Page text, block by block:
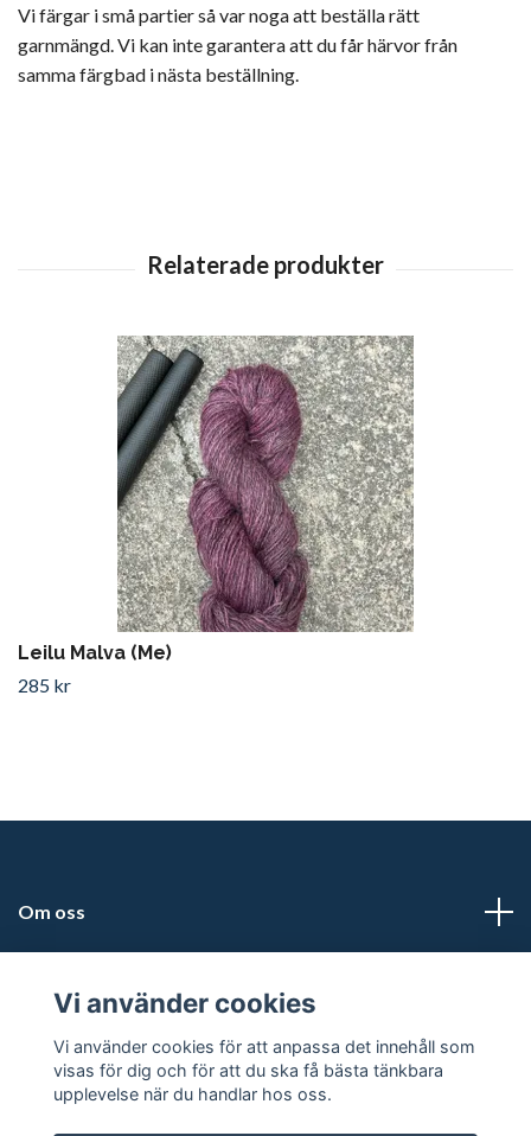
Vi färgar i små partier så var noga att beställa rätt
garnmängd. Vi kan inte garantera att du får härvor från
samma färgbad i nästa beställning.
Leilu Malva (Me)
285 kr
Om oss
Sociala medier
Vi använder cookies
Vi använder cookies för att anpassa det innehåll som
visas för dig och för att du ska få bästa tänkbara
upplevelse när du handlar hos oss.